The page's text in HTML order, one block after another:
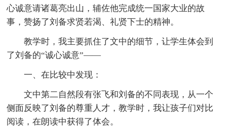
心诚意请诸葛亮出山，辅佐他完成统一国家大业的故
事，赞扬了刘备求贤若渴、礼贤下士的精神。
教学时，我主要抓住了文中的细节，让学生体会到
了刘备的“诚心诚意”——
一、在比较中发现：
文中第二自然段有张飞和刘备的不同表现，从一个
侧面反映了刘备的尊重人才，教学时，我让孩子们对比
阅读，在朗读中获得了体会。